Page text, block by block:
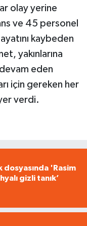
olay yerine
ve 45 personel
kaybeden
yakınlarına
eden
için gereken her
verdi.
dosyasında 'Rasim
gizli tanık’